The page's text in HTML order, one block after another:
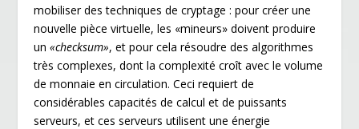
mobiliser des techniques de cryptage : pour créer une
nouvelle pièce virtuelle, les «mineurs» doivent produire
un«checksum», et pour cela résoudre des algorithmes
très complexes, dont la complexité croît avec le volume
de monnaie en circulation. Ceci requiert de
considérables capacités de calcul et de puissants
serveurs, et ces serveurs utilisent une énergie